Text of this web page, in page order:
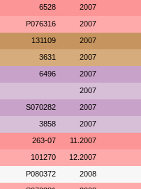
6528 2007
P076316 2007
131109 2007
3631 2007
6496 2007
2007
S070282 2007
3858 2007
263-07 11.2007
101270 12.2007
P080372 2008